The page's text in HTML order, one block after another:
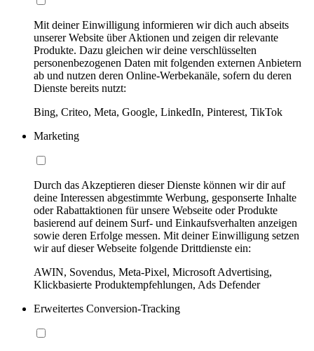
Mit deiner Einwilligung informieren wir dich auch abseits
unserer Website über Aktionen und zeigen dir relevante
Produkte. Dazu gleichen wir deine verschlüsselten
personenbezogenen Daten mit folgenden externen Anbietern
ab und nutzen deren Online-Werbekanäle, sofern du deren
Dienste bereits nutzt:
Bing, Criteo, Meta, Google, LinkedIn, Pinterest, TikTok
Marketing
Durch das Akzeptieren dieser Dienste können wir dir auf
deine Interessen abgestimmte Werbung, gesponserte Inhalte
oder Rabattaktionen für unsere Webseite oder Produkte
basierend auf deinem Surf- und Einkaufsverhalten anzeigen
sowie deren Erfolge messen. Mit deiner Einwilligung setzen
wir auf dieser Webseite folgende Drittdienste ein:
AWIN, Sovendus, Meta-Pixel, Microsoft Advertising,
Klickbasierte Produktempfehlungen, Ads Defender
Erweitertes Conversion-Tracking